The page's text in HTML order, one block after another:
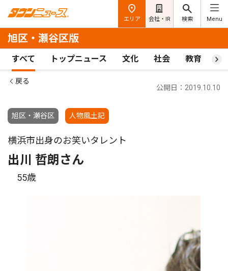
エリア 会社・IR 検索 Menu
旭区・瀬谷区版
すべて トップニュース 文化 社会 教育 ス
戻る
旭区・瀬谷区 人物風土記
公開日：2019.10.10
横浜市出身のお笑いタレント
出川 哲朗さん
55歳